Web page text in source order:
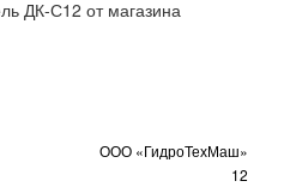
ООО «ГидроТехМаш»
12